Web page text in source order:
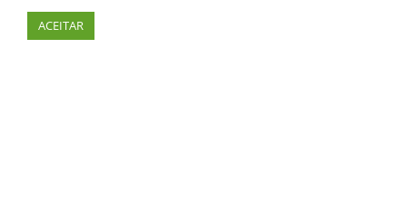
ACEITAR